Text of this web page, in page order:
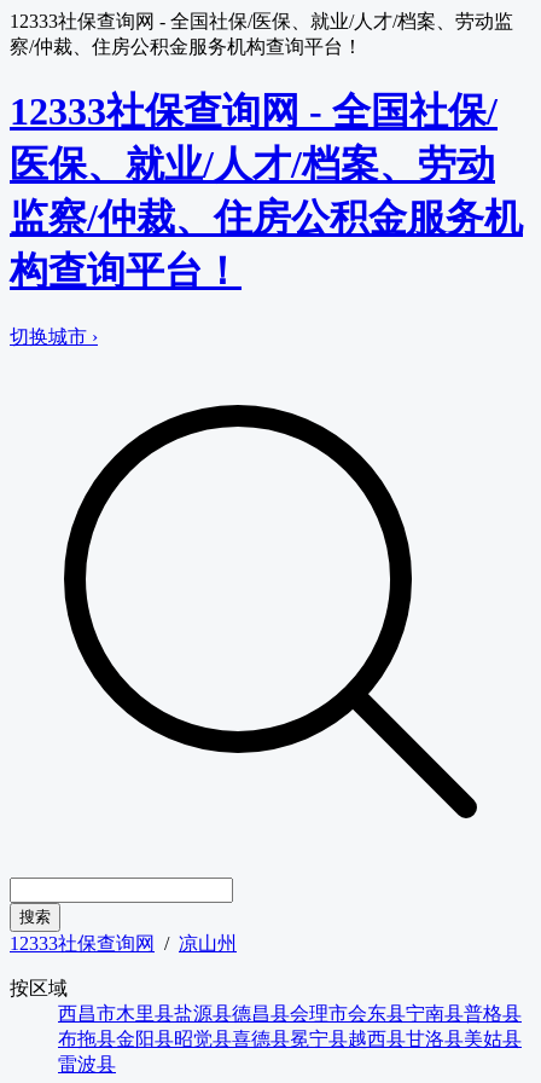
12333社保查询网 - 全国社保/医保、就业/人才/档案、劳动监
察/仲裁、住房公积金服务机构查询平台！
12333社保查询网 - 全国社保/
医保、就业/人才/档案、劳动
监察/仲裁、住房公积金服务机
构查询平台！
切换城市 ›
12333社保查询网 / 凉山州
按区域
西昌市木里县盐源县德昌县会理市会东县宁南县普格县
布拖县金阳县昭觉县喜德县冕宁县越西县甘洛县美姑县
雷波县